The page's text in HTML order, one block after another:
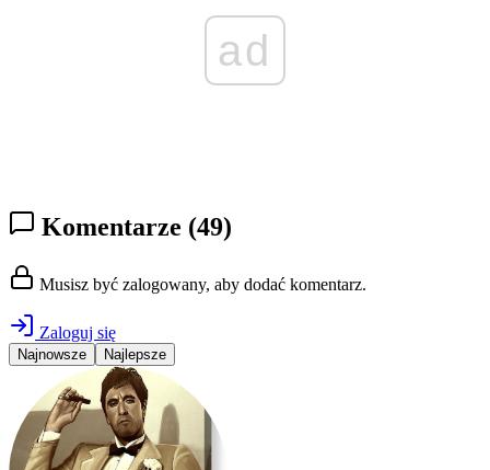
ad
Komentarze (49)
Musisz być zalogowany, aby dodać komentarz.
Zaloguj się
Najnowsze Najlepsze